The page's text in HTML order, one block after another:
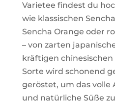
Varietee findest du
wie klassischen
Sencha Orange oder
– von zarten
kräftigen chinesischen
Sorte wird schonend
geröstet, um das volle
und natürliche Süße